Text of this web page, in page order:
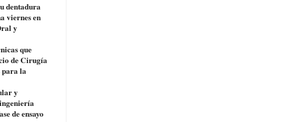
dentadura
viernes en
y
que
de Cirugía
para la
y
de ensayo